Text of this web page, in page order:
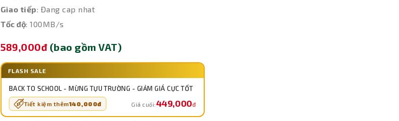
Giao tiếp: Đang cap nhat
Tốc độ: 100MB/s
589,000đ (bao gồm VAT)
FLASH SALE
BACK TO SCHOOL - MỪNG TỰU TRƯỜNG - GIẢM GIÁ CỰC TỐT
Tiết kiệm thêm140,000đ Giá cuối:449,000đ